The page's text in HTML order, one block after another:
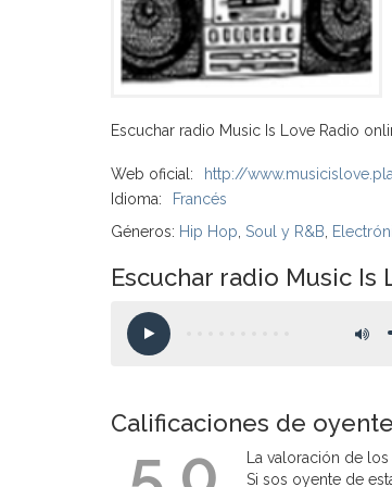
Escuchar radio Music Is Love Radio
Web oficial:
http://
Idioma:
Francés
Géneros: Hip Hop Soul y R&B
Escuchar radio Music Is
Calificaciones de
La valoración de
Si sos oyente de